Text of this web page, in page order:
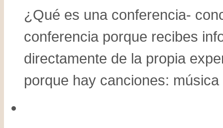
¿Qué es una conferencia-
conferencia porque recibes
directamente de la propia
porque hay canciones: